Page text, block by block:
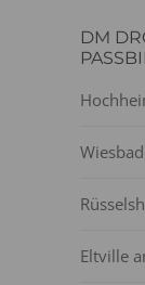
DM
Eltville